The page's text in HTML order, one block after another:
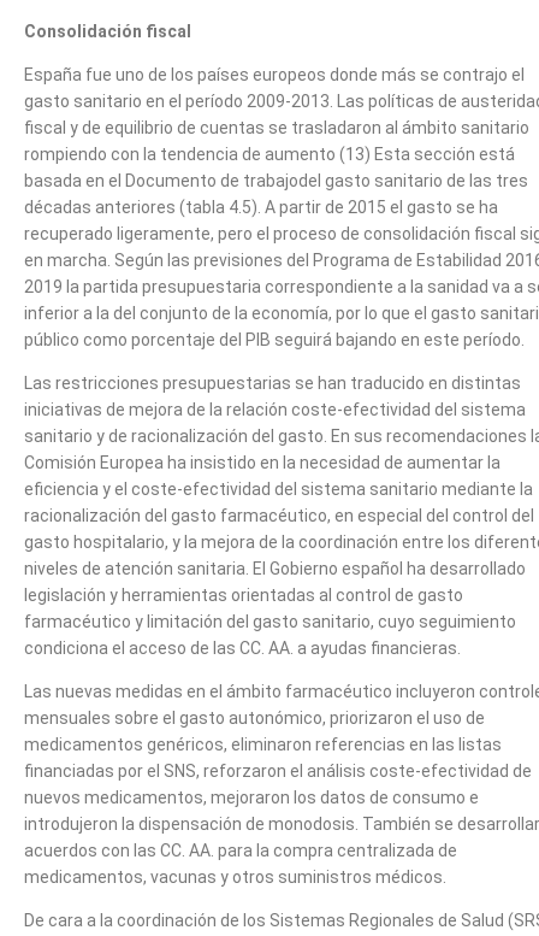
Consolidación fiscal
España fue uno de los países europeos donde más se contrajo el
gasto sanitario en el período 2009-2013. Las políticas de
fiscal y de equilibrio de cuentas se trasladaron al ámbito sanitario
rompiendo con la tendencia de aumento (13) Esta sección está
basada en el Documento de trabajodel gasto sanitario de las tres
décadas anteriores (tabla 4.5). A partir de 2015 el gasto se ha
recuperado ligeramente, pero el proceso de consolidación fiscal
en marcha. Según las previsiones del Programa de Estabilidad
2019 la partida presupuestaria correspondiente a la sanidad va a
inferior a la del conjunto de la economía, por lo que el gasto
público como porcentaje del PIB seguirá bajando en este período.
Las restricciones presupuestarias se han traducido en distintas
iniciativas de mejora de la relación coste-efectividad del sistema
sanitario y de racionalización del gasto. En sus recomendaciones
Comisión Europea ha insistido en la necesidad de aumentar la
eficiencia y el coste-efectividad del sistema sanitario mediante la
racionalización del gasto farmacéutico, en especial del control del
gasto hospitalario, y la mejora de la coordinación entre los
niveles de atención sanitaria. El Gobierno español ha desarrollado
legislación y herramientas orientadas al control de gasto
farmacéutico y limitación del gasto sanitario, cuyo seguimiento
condiciona el acceso de las CC. AA. a ayudas financieras.
Las nuevas medidas en el ámbito farmacéutico incluyeron
mensuales sobre el gasto autonómico, priorizaron el uso de
medicamentos genéricos, eliminaron referencias en las listas
financiadas por el SNS, reforzaron el análisis coste-efectividad de
nuevos medicamentos, mejoraron los datos de consumo e
introdujeron la dispensación de monodosis. También se
acuerdos con las CC. AA. para la compra centralizada de
medicamentos, vacunas y otros suministros médicos.
De cara a la coordinación de los Sistemas Regionales de Salud